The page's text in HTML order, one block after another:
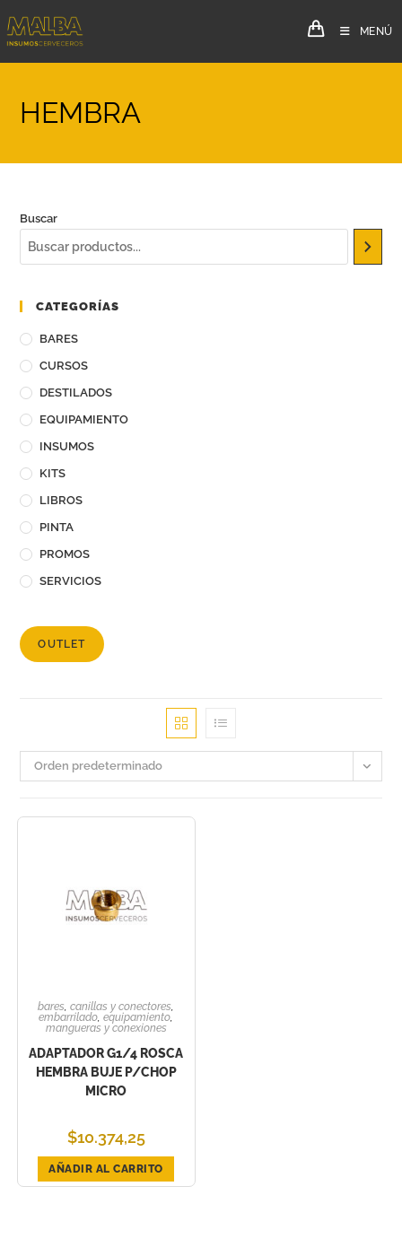
MENÚ
HEMBRA
Buscar
CATEGORÍAS
BARES
CURSOS
DESTILADOS
EQUIPAMIENTO
INSUMOS
KITS
LIBROS
PINTA
PROMOS
SERVICIOS
OUTLET
Orden predeterminado
bares,canillas y conectores,
embarrilado,equipamiento,
mangueras y conexiones
ADAPTADOR G1/4 ROSCA
HEMBRA BUJE P/CHOP
MICRO
$10.374,25
AÑADIR AL CARRITO